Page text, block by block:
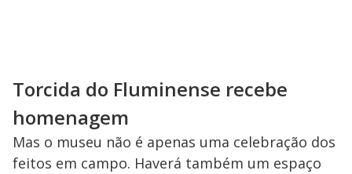
Torcida do Fluminense recebe
homenagem
Mas o museu não é apenas uma celebração dos
feitos em campo. Haverá também um espaço